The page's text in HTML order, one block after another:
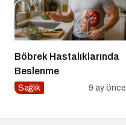
Böbrek Hastalıklarında
Beslenme
Sağlık 9 ay önce